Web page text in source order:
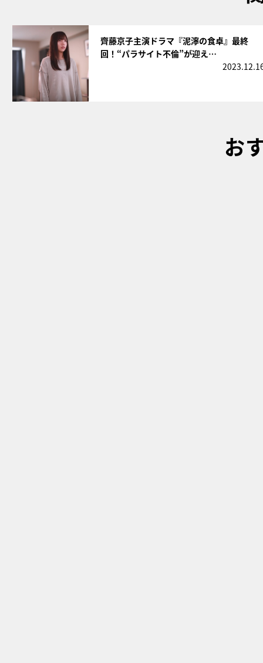
齊藤京子主演ドラマ『泥濘の食卓』最終
回！“パラサイト不倫”が迎え…
お